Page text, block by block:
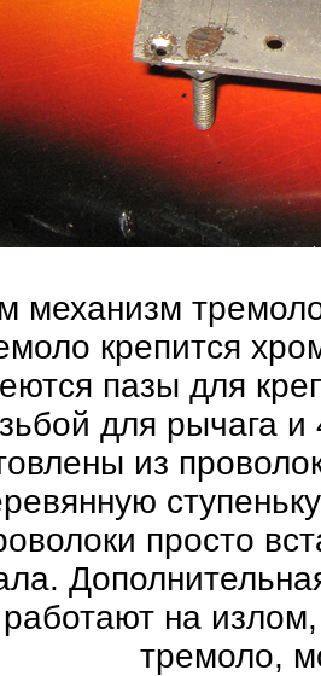
механизм
крепится
пазы для
для рычага
из
просто
работают на
тремоло,